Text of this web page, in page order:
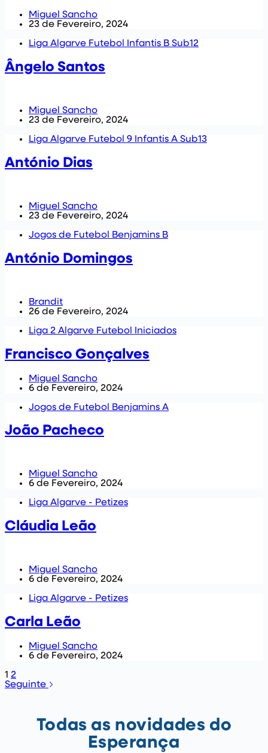
Miguel Sancho
23 de Fevereiro, 2024
Liga Algarve Futebol Infantis B Sub12
Ângelo Santos
Miguel Sancho
23 de Fevereiro, 2024
Liga Algarve Futebol 9 Infantis A Sub13
António Dias
Miguel Sancho
23 de Fevereiro, 2024
Jogos de Futebol Benjamins B
António Domingos
Brandit
26 de Fevereiro, 2024
Liga 2 Algarve Futebol Iniciados
Francisco Gonçalves
Miguel Sancho
6 de Fevereiro, 2024
Jogos de Futebol Benjamins A
João Pacheco
Miguel Sancho
6 de Fevereiro, 2024
Liga Algarve - Petizes
Cláudia Leão
Miguel Sancho
6 de Fevereiro, 2024
Liga Algarve - Petizes
Carla Leão
Miguel Sancho
6 de Fevereiro, 2024
1 2
Seguinte
Todas as novidades do
Esperança